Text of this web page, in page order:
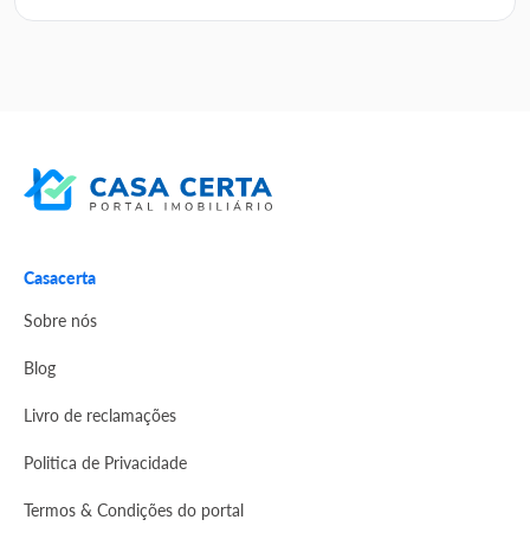
Casacerta
Sobre nós
Blog
Livro de reclamações
Politica de Privacidade
Termos & Condições do portal